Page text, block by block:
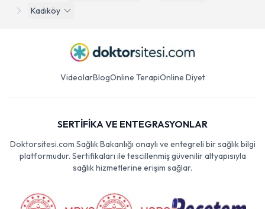
Kadıköy
VideolarBlogOnline TerapiOnline Diyet
SERTİFİKA VE ENTEGRASYONLAR
Doktorsitesi.com Sağlık Bakanlığı onaylı ve entegreli bir sağlık bilgi
platformudur. Sertifikaları ile tescillenmiş güvenilir altyapısıyla
sağlık hizmetlerine erişim sağlar.